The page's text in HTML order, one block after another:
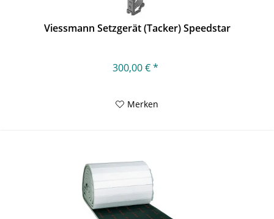
Viessmann Setzgerät (Tacker) Speedstar
300,00 € *
Merken